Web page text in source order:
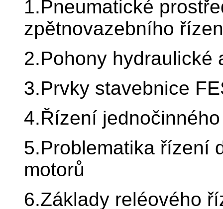
1.Pneumatické
zpětnovazebního
2.Pohony hydraulické
3.Prvky stavebnice
4.Řízení
5.Problematika řízení
motorů
6.Základy reléového